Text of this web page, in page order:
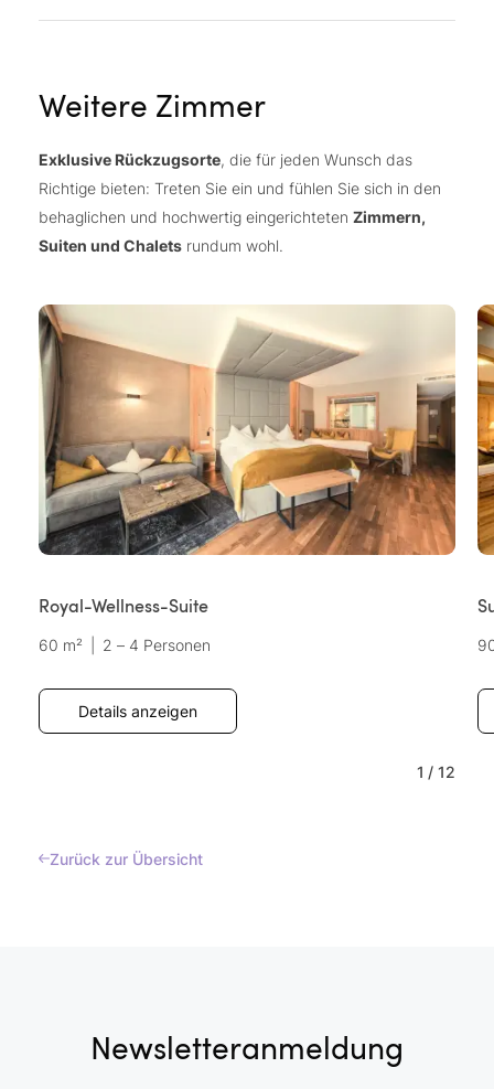
Weitere Zimmer
Exklusive Rückzugsorte, die für jeden Wunsch das
Richtige bieten: Treten Sie ein und fühlen Sie sich in den
behaglichen und hochwertig eingerichteten Zimmern,
Suiten und Chalets rundum wohl.
Royal-Wellness-Suite
60 m² 2 – 4 Personen
Details anzeigen
1 / 12
Zurück zur Übersicht
Newsletteranmeldung